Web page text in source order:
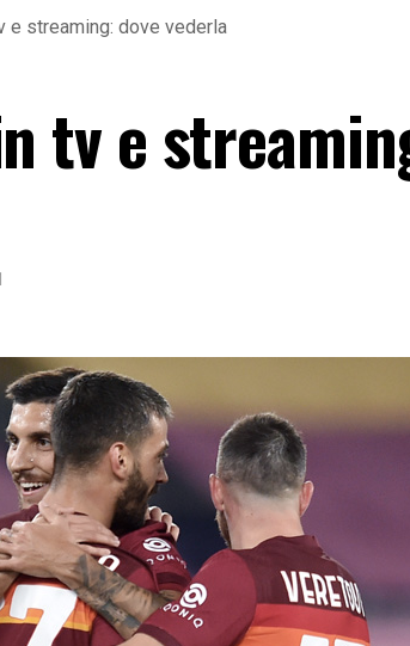
e streaming: dove vederla
tv e